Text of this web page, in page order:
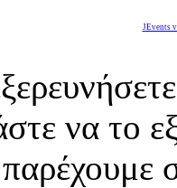
JEvents
να το